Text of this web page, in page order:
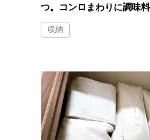
つ。コンロまわりに調味
収納